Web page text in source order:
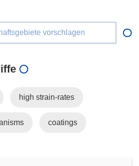
vorschlagen
high strain-rates
coatings